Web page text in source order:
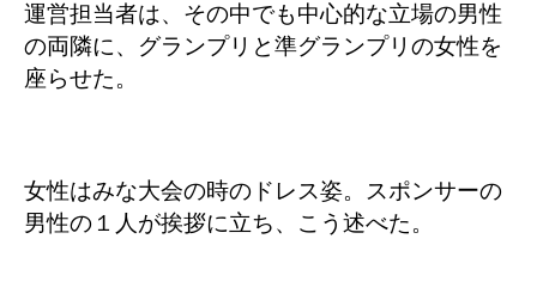
運営担当者は、その中でも中心的な立場の男性
の両隣に、グランプリと準グランプリの女性を
座らせた。
女性はみな大会の時のドレス姿。スポンサーの
男性の１人が挨拶に立ち、こう述べた。